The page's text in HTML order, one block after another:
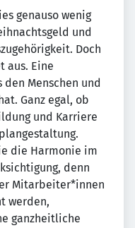
genauso wenig
und
Doch
aus. Eine
Menschen und
Ganz egal, ob
und Karriere
die Harmonie im
denn
Mitarbeiter*innen
werden,
ganzheitliche